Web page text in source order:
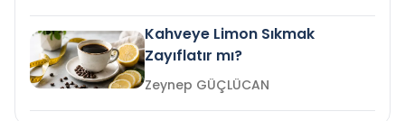
Kahveye Limon Sıkmak
Zayıflatır mı?
Zeynep GÜÇLÜCAN